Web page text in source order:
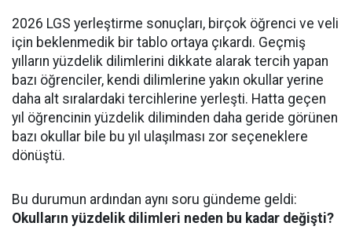
2026 LGS yerleştirme sonuçları, birçok öğrenci ve veli
için beklenmedik bir tablo ortaya çıkardı. Geçmiş
yılların yüzdelik dilimlerini dikkate alarak tercih yapan
bazı öğrenciler, kendi dilimlerine yakın okullar yerine
daha alt sıralardaki tercihlerine yerleşti. Hatta geçen
yıl öğrencinin yüzdelik diliminden daha geride görünen
bazı okullar bile bu yıl ulaşılması zor seçeneklere
dönüştü.
Bu durumun ardından aynı soru gündeme geldi:
Okulların yüzdelik dilimleri neden bu kadar değişti?